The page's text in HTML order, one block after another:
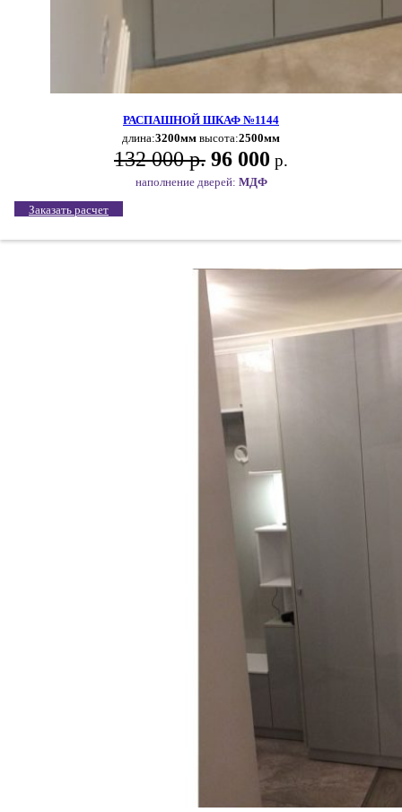
РАСПАШНОЙ ШКАФ №1144
длина:3200мм высота:2500мм
132 000 р. 96 000 р.
наполнение дверей: МДФ
Заказать расчет